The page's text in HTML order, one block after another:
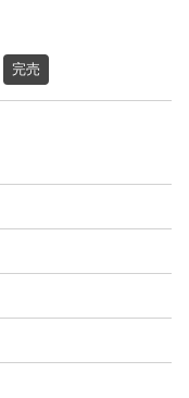
完売